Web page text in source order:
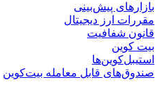
بازارهای پیش‌بینی
مقررات ارز دیجیتال
قانون شفافیت
بیت کوین
استیبل‌کوین‌ها
صندوق‌های قابل معامله بیت‌کوین